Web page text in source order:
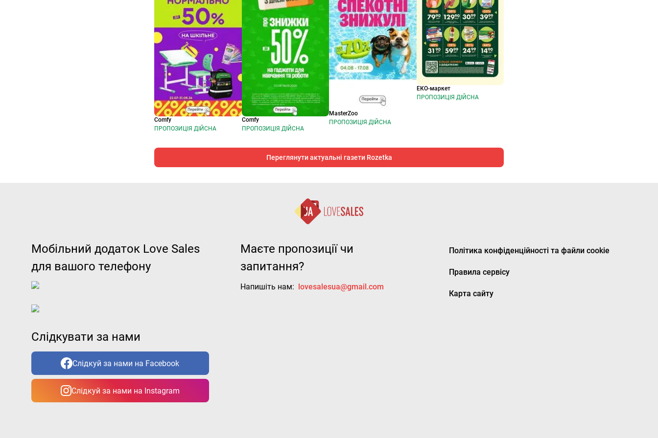
Comfy
ПРОПОЗИЦІЯ ДІЙСНА
Comfy
ПРОПОЗИЦІЯ ДІЙСНА
MasterZoo
ПРОПОЗИЦІЯ ДІЙСНА
ЕКО-маркет
ПРОПОЗИЦІЯ ДІЙСНА
Переглянути актуальні газети Rozetka
Мобільний додаток Love Sales
для вашого телефону
Слідкувати за нами
Слідкуй за нами на Facebook
Слідкуй за нами на Instagram
Маєте пропозиції чи
запитання?
Напишіть нам: lovesalesua@gmail.com
Політика конфіденційності та файли cookie
Правила сервісу
Карта сайту